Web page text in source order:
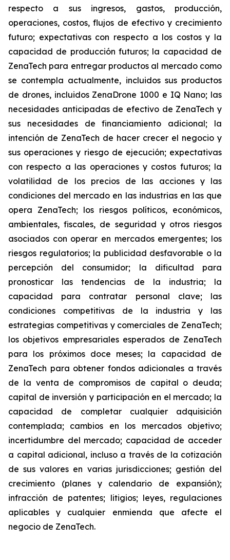
respecto a sus ingresos, gastos, producción,
operaciones, costos, flujos de efectivo y crecimiento
futuro; expectativas con respecto a los costos y la
capacidad de producción futuros; la capacidad de
ZenaTech para entregar productos al mercado como
se contempla actualmente, incluidos sus productos
de drones, incluidos ZenaDrone 1000 e IQ Nano; las
necesidades anticipadas de efectivo de ZenaTech y
sus necesidades de financiamiento adicional; la
intención de ZenaTech de hacer crecer el negocio y
sus operaciones y riesgo de ejecución; expectativas
con respecto a las operaciones y costos futuros; la
volatilidad de los precios de las acciones y las
condiciones del mercado en las industrias en las que
opera ZenaTech; los riesgos políticos, económicos,
ambientales, fiscales, de seguridad y otros riesgos
asociados con operar en mercados emergentes; los
riesgos regulatorios; la publicidad desfavorable o la
percepción del consumidor; la dificultad para
pronosticar las tendencias de la industria; la
capacidad para contratar personal clave; las
condiciones competitivas de la industria y las
estrategias competitivas y comerciales de ZenaTech;
los objetivos empresariales esperados de ZenaTech
para los próximos doce meses; la capacidad de
ZenaTech para obtener fondos adicionales a través
de la venta de compromisos de capital o deuda;
capital de inversión y participación en el mercado; la
capacidad de completar cualquier adquisición
contemplada; cambios en los mercados objetivo;
incertidumbre del mercado; capacidad de acceder
a capital adicional, incluso a través de la cotización
de sus valores en varias jurisdicciones; gestión del
crecimiento (planes y calendario de expansión);
infracción de patentes; litigios; leyes, regulaciones
aplicables y cualquier enmienda que afecte el
negocio de ZenaTech.